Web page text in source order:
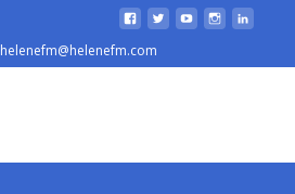
helenefm@helenefm.com